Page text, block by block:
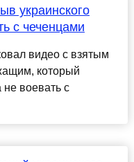
украинского
с чеченцами
видео с взятым
который
воевать с